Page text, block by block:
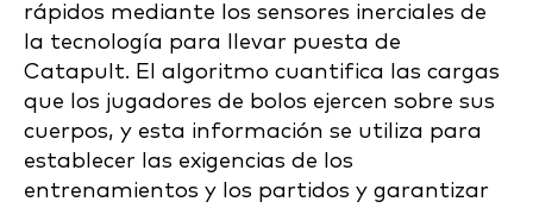
rápidos mediante los sensores inerciales de
la tecnología para llevar puesta de
Catapult. El algoritmo cuantifica las cargas
que los jugadores de bolos ejercen sobre sus
cuerpos, y esta información se utiliza para
establecer las exigencias de los
entrenamientos y los partidos y garantizar